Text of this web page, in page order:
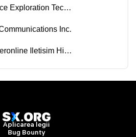
AS14593 Space Exploration Technologies Corporation
Inc.
AS34984 Superonline Iletisim Hizmetleri A.S.
Aplicarea legii
Bug Bounty